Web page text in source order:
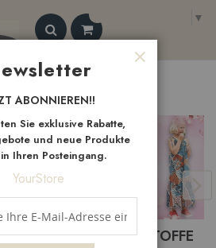
▼
Search
Artikel
BASTELSTOFFE
ABONNIEREN!!
Sie exklusive Rabatte,
und neue Produkte
Ihren Posteingang.
YourStore